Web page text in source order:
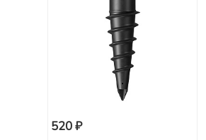
520 ₽